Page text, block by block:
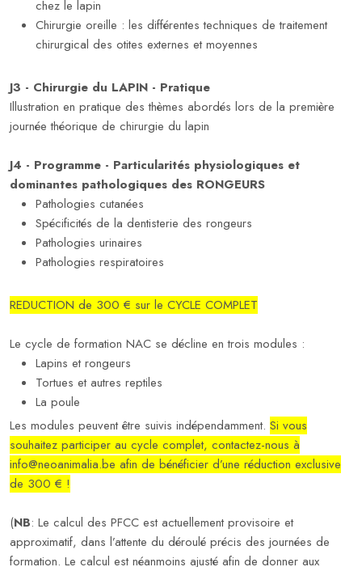
chez le lapin
Chirurgie oreille : les différentes techniques de traitement
chirurgical des otites externes et moyennes
J3 - Chirurgie du LAPIN - Pratique
Illustration en pratique des thèmes abordés lors de la première
journée théorique de chirurgie du lapin
J4 - Programme - Particularités physiologiques et
dominantes pathologiques des RONGEURS
Pathologies cutanées
Spécificités de la dentisterie des rongeurs
Pathologies urinaires
Pathologies respiratoires
REDUCTION de 300 € sur le CYCLE COMPLET
Le cycle de formation NAC se décline en trois modules :
Lapins et rongeurs
Tortues et autres reptiles
La poule
Les modules peuvent être suivis indépendamment. Si vous
souhaitez participer au cycle complet, contactez-nous à
info@neoanimalia.be afin de bénéficier d’une réduction exclusive
de 300 € !
(NB: Le calcul des PFCC est actuellement provisoire et
approximatif, dans l’attente du déroulé précis des journées de
formation. Le calcul est néanmoins ajusté afin de donner aux